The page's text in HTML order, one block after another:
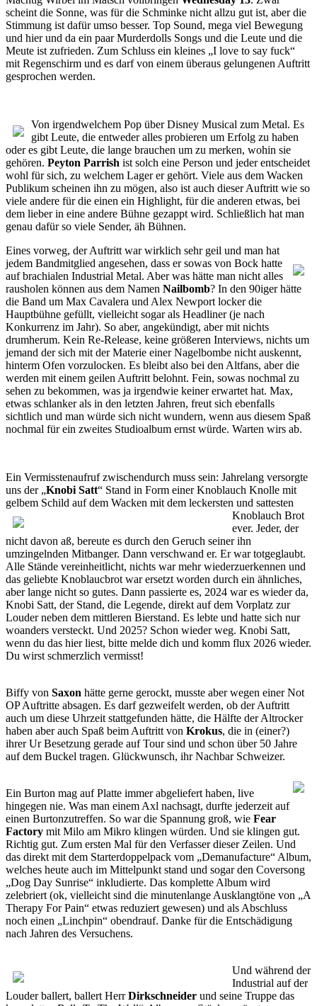
scheint die Sonne, was für die Schminke nicht allzu gut ist, aber die
Stimmung ist dafür umso besser. Top Sound, mega viel Bewegung
und hier und da ein paar Murderdolls Songs und die Leute und die
Meute ist zufrieden. Zum Schluss ein kleines „I love to say fuck“
mit Regenschirm und es darf von einem überaus gelungenen Auftritt
gesprochen werden.
Von irgendwelchem Pop über Disney Musical zum Metal. Es
gibt Leute, die entweder alles probieren um Erfolg zu haben
oder es gibt Leute, die lange brauchen um zu merken, wohin sie
gehören. Peyton Parrish ist solch eine Person und jeder entscheidet
wohl für sich, zu welchem Lager er gehört. Viele aus dem Wacken
Publikum scheinen ihn zu mögen, also ist auch dieser Auftritt wie so
viele andere für die einen ein Highlight, für die anderen etwas, bei
dem lieber in eine andere Bühne gezappt wird. Schließlich hat man
genau dafür so viele Sender, äh Bühnen.
Eines vorweg, der Auftritt war wirklich sehr geil und man hat
jedem Bandmitglied angesehen, dass er sowas von Bock hatte
auf brachialen Industrial Metal. Aber was hätte man nicht alles
rausholen können aus dem Namen Nailbomb? In den 90iger hätte
die Band um Max Cavalera und Alex Newport locker die
Hauptbühne gefüllt, vielleicht sogar als Headliner (je nach
Konkurrenz im Jahr). So aber, angekündigt, aber mit nichts
drumherum. Kein Re-Release, keine größeren Interviews, nichts um
jemand der sich mit der Materie einer Nagelbombe nicht auskennt,
hinterm Ofen vorzulocken. Es bleibt also bei den Altfans, aber die
werden mit einem geilen Auftritt belohnt. Fein, sowas nochmal zu
sehen zu bekommen, was ja irgendwie keiner erwartet hat. Max,
etwas schlanker als in den letzten Jahren, freut sich ebenfalls
sichtlich und man würde sich nicht wundern, wenn aus diesem Spaß
nochmal für ein zweites Studioalbum ernst würde. Warten wirs ab.
Ein Vermisstenaufruf zwischendurch muss sein: Jahrelang versorgte
uns der „Knobi Satt“ Stand in Form einer Knoblauch Knolle mit
gelbem Schild auf dem Wacken mit dem leckersten und sattesten
Knoblauch Brot
ever. Jeder, der
nicht davon aß, bereute es durch den Geruch seiner ihn
umzingelnden Mitbanger. Dann verschwand er. Er war totgeglaubt.
Alle Stände vereinheitlicht, nichts war mehr wiederzuerkennen und
das geliebte Knoblaucbrot war ersetzt worden durch ein ähnliches,
aber lange nicht so gutes. Dann passierte es, 2024 war es wieder da,
Knobi Satt, der Stand, die Legende, direkt auf dem Vorplatz zur
Louder neben dem mittleren Bierstand. Es lebte und hatte sich nur
woanders versteckt. Und 2025? Schon wieder weg. Knobi Satt,
wenn du das hier liest, bitte melde dich und komm flux 2026 wieder.
Du wirst schmerzlich vermisst!
Biffy von Saxon hätte gerne gerockt, musste aber wegen einer Not
OP Auftritte absagen. Es darf gezweifelt werden, ob der Auftritt
auch um diese Uhrzeit stattgefunden hätte, die Hälfte der Altrocker
haben aber auch Spaß beim Auftritt von Krokus, die in (einer?)
ihrer Ur Besetzung gerade auf Tour sind und schon über 50 Jahre
auf dem Buckel tragen. Glückwunsch, ihr Nachbar Schweizer.
Ein Burton mag auf Platte immer abgeliefert haben, live
hingegen nie. Was man einem Axl nachsagt, durfte jederzeit auf
einen Burtonzutreffen. So war die Spannung groß, wie Fear
Factory mit Milo am Mikro klingen würden. Und sie klingen gut.
Richtig gut. Zum ersten Mal für den Verfasser dieser Zeilen. Und
das direkt mit dem Starterdoppelpack vom „Demanufacture“ Album,
welches heute auch im Mittelpunkt stand und sogar den Coversong
„Dog Day Sunrise“ inkludierte. Das komplette Album wird
zelebriert (ok, vielleicht sind die minutenlange Ausklangtöne von „A
Therapy For Pain“ etwas reduziert gewesen) und als Abschluss
noch einen „Linchpin“ obendrauf. Danke für die Entschädigung
nach Jahren des Versuchens.
Und während der
Industrial auf der
Louder ballert, ballert HerrDirkschneider und seine Truppe das